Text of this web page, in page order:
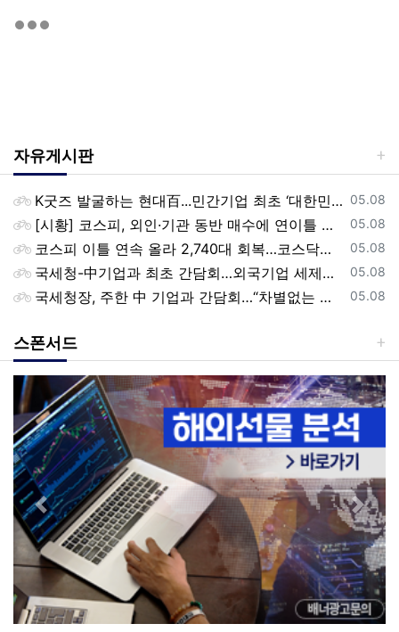
자유게시판
등록일
05.08
K굿즈 발굴하는 현대百...민간기업 최초 ‘대한민국 관광공모전’ 후원
등록일
05.08
[시황] 코스피, 외인·기관 동반 매수에 연이틀 상승…2745.05 마감
등록일
05.08
코스피 이틀 연속 올라 2,740대 회복…코스닥은 강보합(종합)
등록일
05.08
국세청-中기업과 최초 간담회…외국기업 세제혜택 등 논의
등록일
05.08
국세청장, 주한 中 기업과 간담회…“차별없는 공정과세 약속”
스폰서드
Previous Next